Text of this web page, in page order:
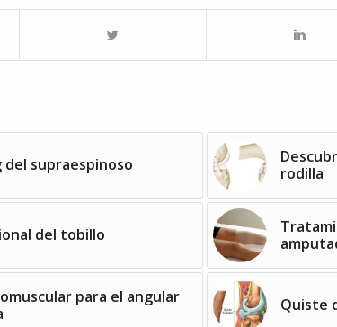
supraespinoso
rodilla
del tobillo
para el angular
Quiste